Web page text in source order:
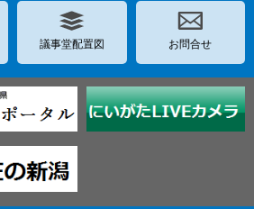
議事堂配置図 お問合せ